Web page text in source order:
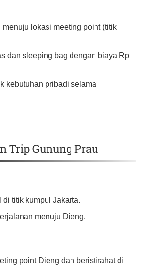
menuju lokasi meeting point (titik
dan sleeping bag dengan biaya Rp
kebutuhan pribadi selama
Trip Gunung Prau
di titik kumpul Jakarta.
menuju Dieng.
point Dieng dan beristirahat di